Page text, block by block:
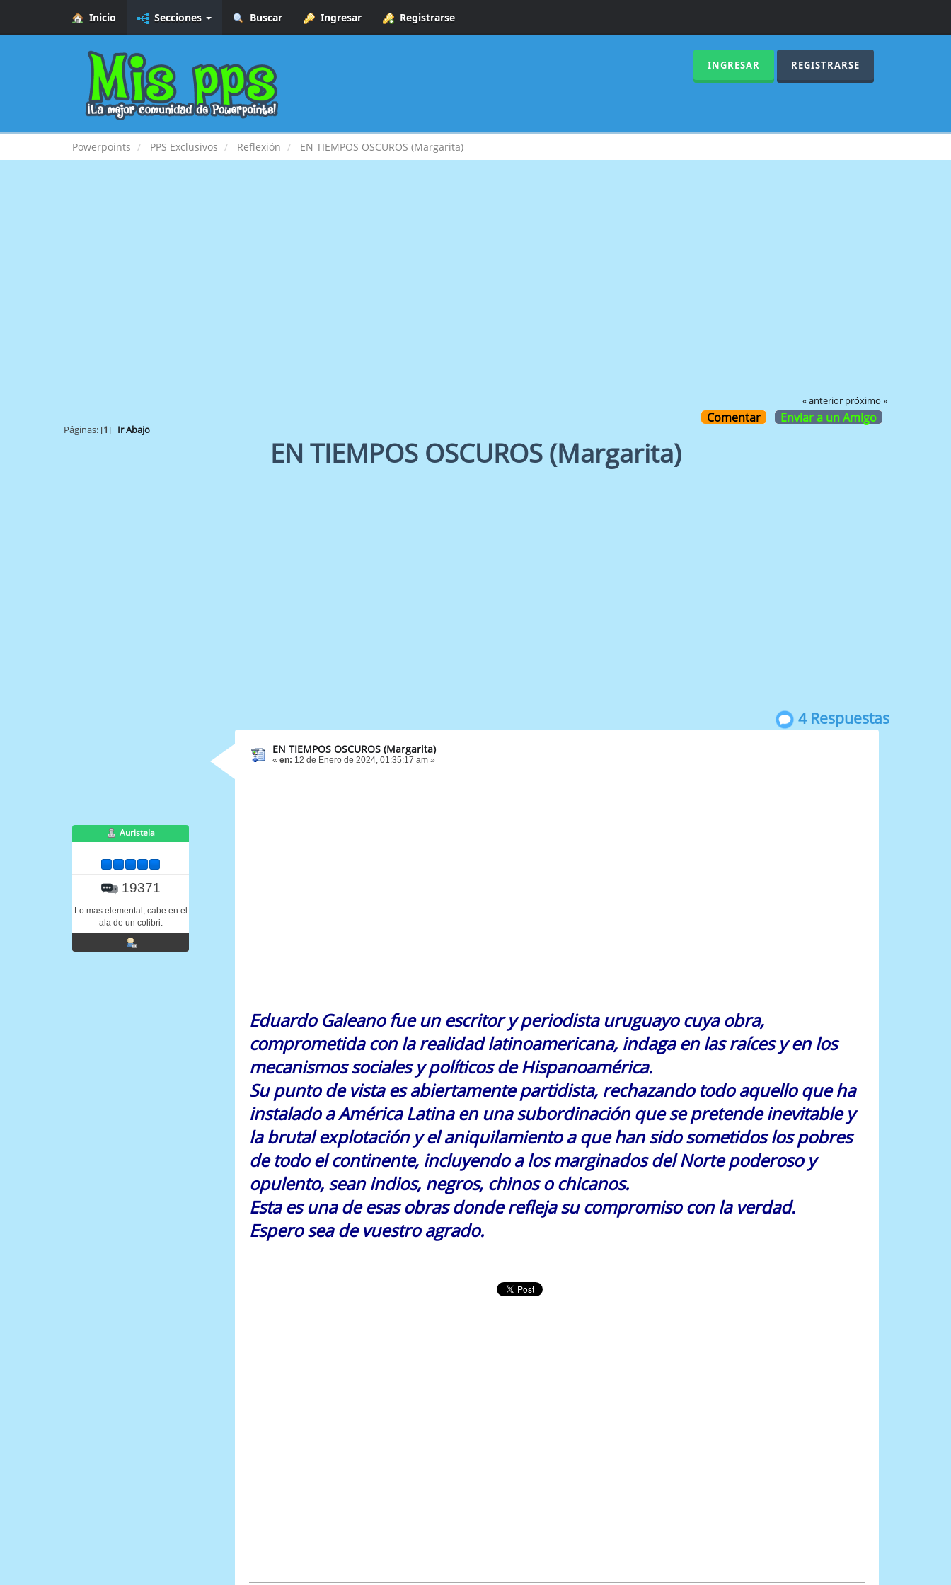
Inicio Secciones Buscar Ingresar Registrarse
INGRESAR REGISTRARSE
Powerpoints PPS Exclusivos Reflexión EN TIEMPOS OSCUROS (Margarita)
« anterior próximo »
Comentar Enviar a un Amigo
Páginas: [1] Ir Abajo
EN TIEMPOS OSCUROS (Margarita)
4 Respuestas
Auristela
19371
Lo mas elemental, cabe en el
ala de un colibri.
EN TIEMPOS OSCUROS (Margarita)
« en: 12 de Enero de 2024, 01:35:17 am »
Eduardo Galeano fue un escritor y periodista uruguayo cuya obra,
comprometida con la realidad latinoamericana, indaga en las raíces y en los
mecanismos sociales y políticos de Hispanoamérica.
Su punto de vista es abiertamente partidista, rechazando todo aquello que ha
instalado a América Latina en una subordinación que se pretende inevitable y
la brutal explotación y el aniquilamiento a que han sido sometidos los pobres
de todo el continente, incluyendo a los marginados del Norte poderoso y
opulento, sean indios, negros, chinos o chicanos.
Esta es una de esas obras donde refleja su compromiso con la verdad.
Espero sea de vuestro agrado.